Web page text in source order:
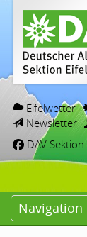
Eifelwetter
Newsletter
DAV Sektion
Navigation